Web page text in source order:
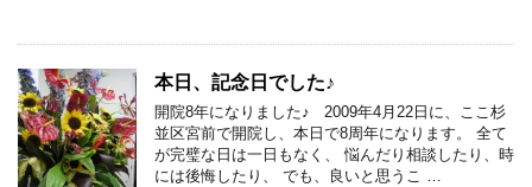
み
本日、記念日でした♪
開院8年になりました♪ 2009年4月22日に、ここ杉
並区宮前で開院し、本日で8周年になります。 全て
が完璧な日は一日もなく、 悩んだり相談したり、時
には後悔したり、 でも、良いと思うこ …